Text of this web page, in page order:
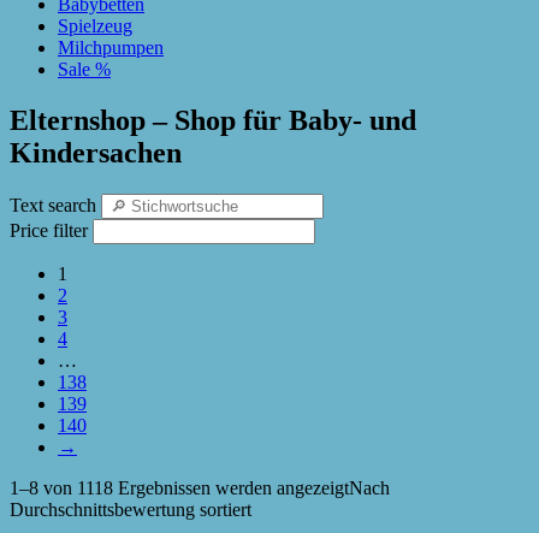
Spielzeug
Milchpumpen
Sale %
Elternshop – Shop für Baby- und
Kindersachen
Text search
Price filter
1
2
3
4
…
138
139
140
→
1–8 von 1118 Ergebnissen werden angezeigtNach
Durchschnittsbewertung sortiert